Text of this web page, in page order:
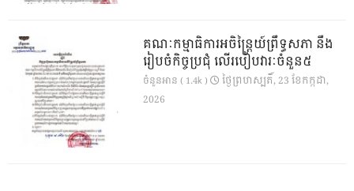
គណៈកម្មាធិការអចិន្ត្រៃយ៍ព្រឹទ្ធសភា នឹង
រៀបចំកិច្ចប្រជុំ លើរបៀបវារៈចំនួន៥
ចំនួនអាន ( 1.4k )
ថ្ងៃ​ព្រហស្បតិ៍, 23 ខែ​កក្កដា,
2026